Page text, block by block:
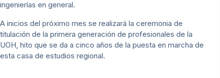
ingenierías en general.
A inicios del próximo mes se realizará la ceremonia de
titulación de la primera generación de profesionales de la
UOH, hito que se da a cinco años de la puesta en marcha de
esta casa de estudios regional.